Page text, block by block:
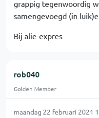
grappig tegenwoordig
samengevoegd (in
Bij alie-expres
rob040
Golden Member
maandag 22 februari 2021